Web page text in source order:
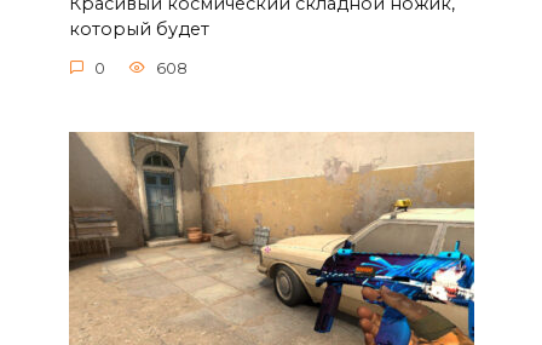
который будет
0 608